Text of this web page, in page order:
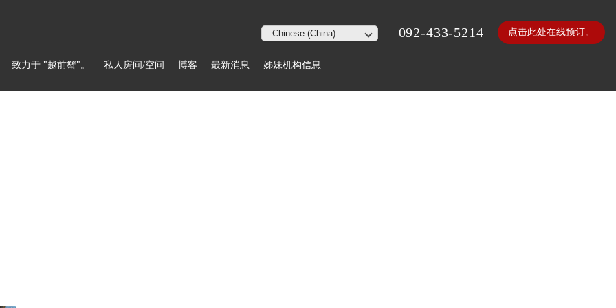
致力于 "越前蟹"。 私人房间/空间 博客 最新消息 姊妹机构信息
092-433-5214 点击此处在线预订。